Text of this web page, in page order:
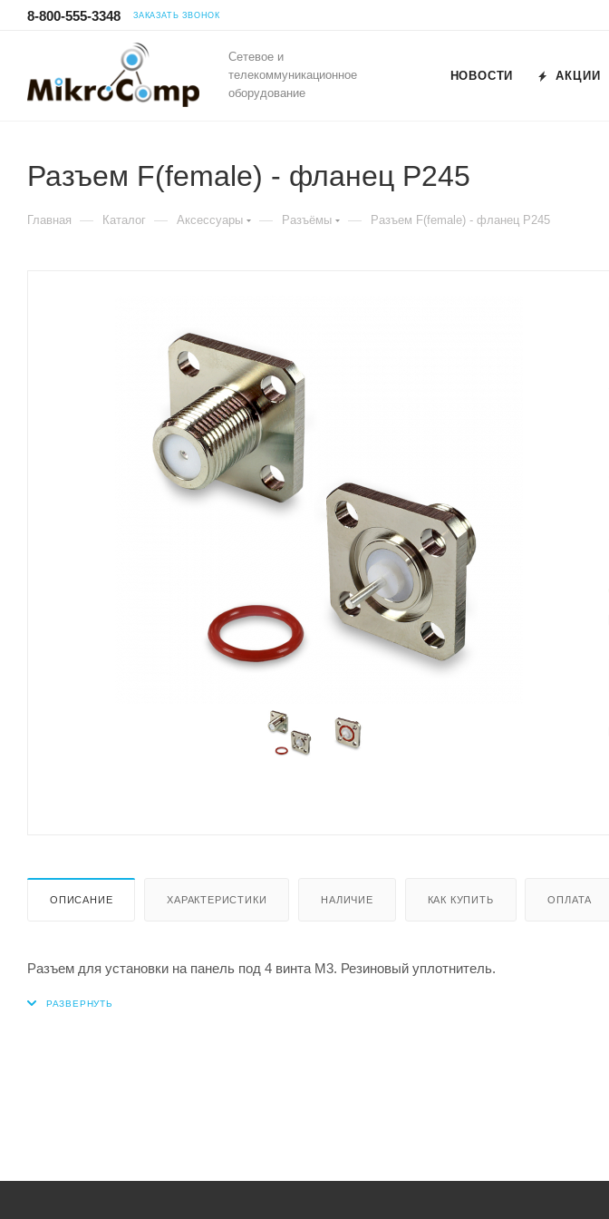
8-800-555-3348 ЗАКАЗАТЬ ЗВОНОК
Сетевое и
телекоммуникационное
оборудование
НОВОСТИ АКЦИИ
Разъем F(female) - фланец P245
Главная — Каталог — Аксессуары — Разъёмы — Разъем F(female) - фланец P245
ОПИСАНИЕ ХАРАКТЕРИСТИКИ НАЛИЧИЕ КАК КУПИТЬ ОПЛАТА
Разъем для установки на панель под 4 винта М3. Резиновый уплотнитель.